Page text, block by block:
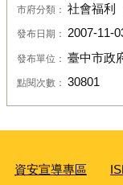
市府分類： 社會福利
發布日期： 2007-11-
發布單位： 臺中市政
點閱次數： 30801
資安宣導專區